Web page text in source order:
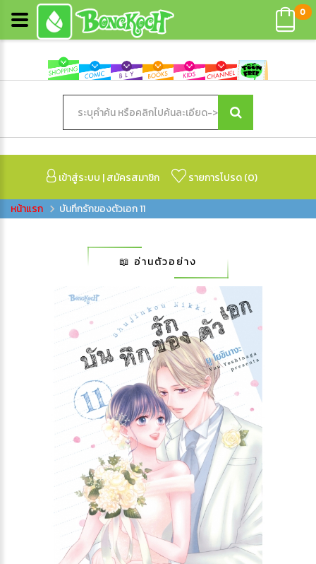
เข้าสู่ระบบ |สมัครสมาชิก รายการโปรด (0)
0
บันทึกรักของตัวเอก 11
📖 อ่านตัวอย่าง